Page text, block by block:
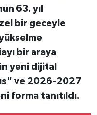
63. yıl
bir geceyle
bir araya
yeni dijital
ve 2026-2027
forma tanıtıldı.